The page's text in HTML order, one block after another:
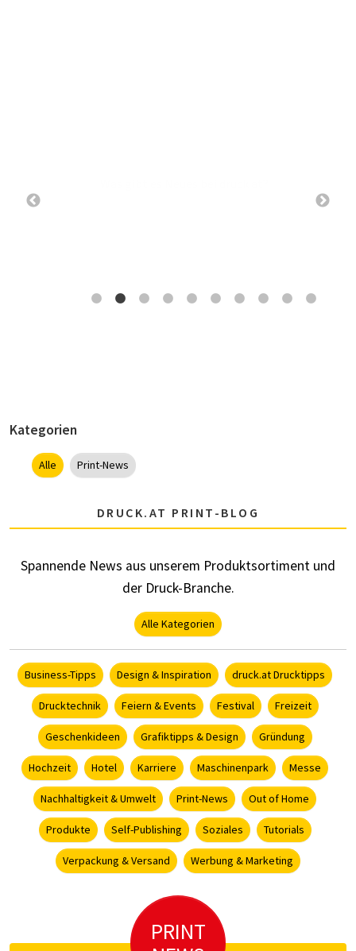
Kategorien
Alle Print-News
DRUCK.AT PRINT-BLOG
Spannende News aus unserem Produktsortiment und
der Druck-Branche.
Alle Kategorien
Business-Tipps Design & Inspiration druck.at Drucktipps
Drucktechnik Feiern & Events Festival Freizeit
Geschenkideen Grafiktipps & Design Gründung
Hochzeit Hotel Karriere Maschinenpark Messe
Nachhaltigkeit & Umwelt Print-News Out of Home
Produkte Self-Publishing Soziales Tutorials
Verpackung & Versand Werbung & Marketing
PRINT